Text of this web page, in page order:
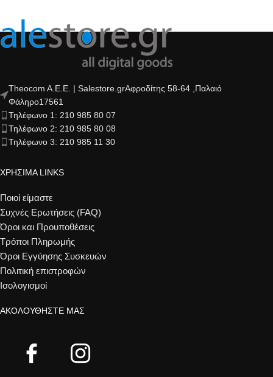
Theocom A.E.E. | Salestore.grΑφροδίτης 58-64 ,Παλαιό
Φάληρο17561
Τηλέφωνο 1: 210 985 80 07
Τηλέφωνο 2: 210 985 80 08
Τηλέφωνο 3: 210 985 11 30
ΧΡΗΣΙΜΑ LINKS
Ποιοί είμαστε
Συχνές Ερωτήσεις (FAQ)
Όροι και Προυποθέσεις
Τρόποι Πληρωμής
Όροι Εγγύησης Συσκευών
Πολιτική επιστροφών
Ισολογισμοί
ΑΚΟΛΟΥΘΉΣΤΕ ΜΑΣ